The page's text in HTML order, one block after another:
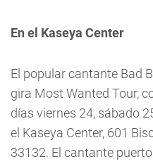
En el Kaseya Center
El popular cantante Bad
gira Most Wanted Tour,
días viernes 24, sábado
el Kaseya Center, 601
33132. El cantante